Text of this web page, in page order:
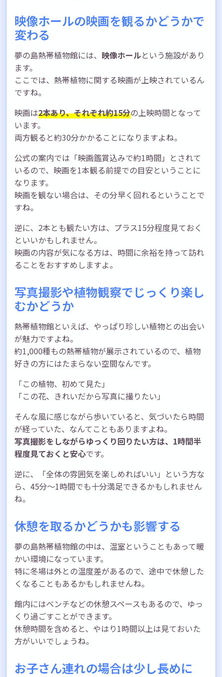
映像ホールの映画を観るかどうかで
変わる
夢の島熱帯植物館には、 映像ホールという施設があり
ます。
ここでは、熱帯植物に関する映画が上映されているん
ですね。
映画は2本あり、それぞれ約15分の上映時間となって
います。
両方観ると約30分かかることになりますよね。
公式の案内では「映画鑑賞込みで約1時間」とされて
いるので、映画を1本観る前提での目安ということに
なります。
映画を観ない場合は、その分早く回れるということで
すね。
逆に、2本とも観たい方は、プラス15分程度見ておく
といいかもしれません。
映画の内容が気になる方は、時間に余裕を持って訪れ
ることをおすすめしますよ。
写真撮影や植物観察でじっくり楽し
むかどうか
熱帯植物館といえば、やっぱり珍しい植物との出会い
が魅力ですよね。
約1,000種もの熱帯植物が展示されているので、植物
好きの方にはたまらない空間なんです。
「この植物、初めて見た」
「この花、きれいだから写真に撮りたい」
そんな風に感じながら歩いていると、気づいたら時間
が経っていた、なんてこともありますよね。
写真撮影をしながらゆっくり回りたい方は、1時間半
程度見ておくと安心です。
逆に、「全体の雰囲気を楽しめればいい」という方な
ら、45分〜1時間でも十分満足できるかもしれません
ね。
休憩を取るかどうかも影響する
夢の島熱帯植物館の中は、温室ということもあって暖
かい環境になっています。
特に冬場は外との温度差があるので、途中で休憩した
くなることもあるかもしれませんね。
館内にはベンチなどの休憩スペースもあるので、ゆっ
くり過ごすことができます。
休憩時間を含めると、やはり1時間以上は見ておいた
方がいいでしょうね。
お子さん連れの場合は少し長めに